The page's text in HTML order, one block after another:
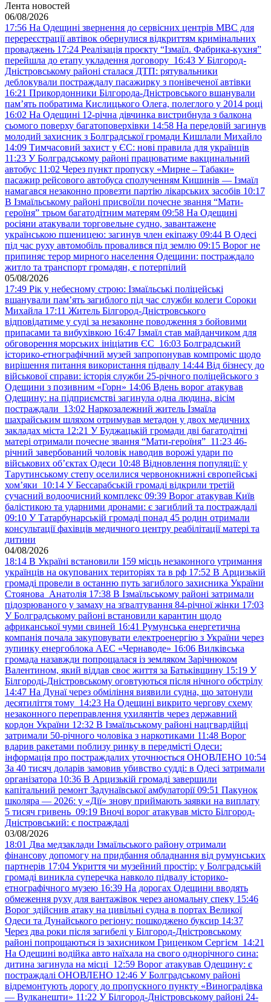
Лента новостей
06/08/2026
17:56 На Одещині звернення до сервісних центрів МВС для
перереєстрації автівок обернулися відкриттям кримінальних
проваджень 17:24 Реалізація проєкту “Ізмаїл. Фабрика-кухня”
перейшла до етапу укладення договору 16:43 У Білгород-
Дністровському районі сталася ДТП: рятувальники
деблокували постраждалу пасажирку з понівеченої автівки
16:21 Прикордонники Білгорода-Дністровського вшанували
пам’ять побратима Кислицького Олега, полеглого у 2014 році
16:02 На Одещині 12-річна дівчинка вистрибнула з балкона
сьомого поверху багатоповерхівки 14:58 На передовій загинув
молодий захисник з Болградської громади Кишлали Михайло
14:09 Тимчасовий захист у ЄС: нові правила для українців
11:23 У Болградському районі працюватиме вакцинальний
автобус 11:02 Через пункт пропуску «Мирне – Табаки»
пасажир рейсового автобуса сполученням Кишинів — Ізмаїл
намагався незаконно провезти партію лікарських засобів 10:17
В Ізмаїльському районі присвоїли почесне звання “Мати-
героїня” трьом багатодітним матерям 09:58 На Одещині
росіяни атакували торговельне судно, завантажене
українською пшеницею: загинув член екіпажу 09:44 В Одесі
під час руху автомобіль провалився під землю 09:15 Ворог не
припиняє терор мирного населення Одещини: постраждало
житло та транспорт громадян, є потерпілий
05/08/2026
17:49 Рік у небесному строю: Ізмаїльські поліцейські
вшанували пам’ять загиблого під час служби колеги Сороки
Михайла 17:11 Житель Білгород-Дністровського
відповідатиме у суді за незаконне поводження з бойовими
припасами та вибухівкою 16:47 Ізмаїл став майданчиком для
обговорення морських ініціатив ЄС 16:03 Болградський
історико-етнографічний музей запропонував компроміс щодо
вирішення питання використання підвалу 14:44 Від бізнесу до
військової справи: історія служби 25-річного поліцейського з
Одещини з позивним «Горн» 14:06 Вдень ворог атакував
Одещину: на підприємстві загинула одна людина, вісім
постраждали 13:02 Наркозалежний житель Ізмаїла
шахрайським шляхом отримував метадон у двох медичних
закладах міста 12:21 У Буджацькій громади дві багатодітні
матері отримали почесне звання “Мати-героїня” 11:23 46-
річний завербований чоловік наводив ворожі удари по
військових обʼєктах Одеси 10:48 Відновлення популяції: у
Тарутинському степу оселилися червонокнижні європейські
хом’яки 10:14 У Бессарабській громаді відкрили третій
сучасний водоочисний комплекс 09:39 Ворог атакував Київ
балістикою та ударними дронами: є загиблий та постраждалі
09:10 У Татарбунарській громаді понад 45 родин отримали
консультації фахівців медичного центру реабілітації матері та
дитини
04/08/2026
18:14 В Україні встановили 159 місць незаконного утримання
українців на окупованих територіях та в рф 17:52 В Арцизькій
громаді провели в останню путь загиблого захисника України
Стоянова Анатолія 17:38 В Ізмаїльському районі затримали
підозрюваного у замаху на зґвалтування 84-річної жінки 17:03
У Болградському районі встановили карантин щодо
африканської чуми свиней 16:41 Румунська енергетична
компанія почала закуповувати електроенергію з України через
зупинку енергоблока АЕС «Чернаводе» 16:06 Вилківська
громада назавжди попрощалася із земляком Зарічнюком
Валентином, який віддав своє життя за Батьківщину 15:19 У
Білгороді-Дністровському оговтуються після нічного обстрілу
14:47 На Дунаї через обміління виявили судна, що затонули
десятиліття тому 14:23 На Одещині викрито чергову схему
незаконного переправлення ухилянтів через державний
кордон України 12:32 В Ізмаїльському районі нацгвардійці
затримали 50-річного чоловіка з наркотиками 11:48 Ворог
вдарив ракетами поблизу ринку в передмісті Одеси:
інформація про постраждалих уточнюється ОНОВЛЕНО 10:54
За 40 тисяч доларів замовив убивство судді: в Одесі затримали
організатора 10:36 В Арцизькій громаді завершили
капітальний ремонт Задунаївської амбулаторії 09:51 Пакунок
школяра — 2026: у «Дії» знову приймають заявки на виплату
5 тисяч гривень 09:19 Вночі ворог атакував місто Білгород-
Дністровський: є постраждалі
03/08/2026
18:01 Два медзаклади Ізмаїльського району отримали
фінансову допомогу на придбання обладнання від румунських
партнерів 17:04 Укриття чи музейний простір: у Болградській
громаді виникла суперечка навколо підвалу історико-
етнографічного музею 16:39 На дорогах Одещини вводять
обмеження руху для вантажівок через аномальну спеку 15:46
Ворог здійснив атаку на цивільні судна в портах Великої
Одеси та Дунайського регіону: пошкоджено буксир 14:37
Через два роки після загибелі у Білгород-Дністровському
районі попрощаються із захисником Гриценком Сергієм 14:21
На Одещині водійка авто наїхала на свого однорічного сина:
дитина загинула на місці 12:59 Ворог атакував Одещину: є
постраждалі ОНОВЛЕНО 12:46 У Болградському районі
відремонтують дорогу до пропускного пункту «Виноградівка
— Вулканешти» 11:22 У Білгород-Дністровському районі 24-